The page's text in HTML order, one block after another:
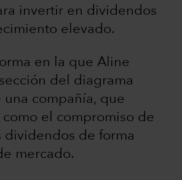
invertir en dividendos
elevado.
en la que Aline
del diagrama
compañía, que
el compromiso de
dividendos de forma
mercado.